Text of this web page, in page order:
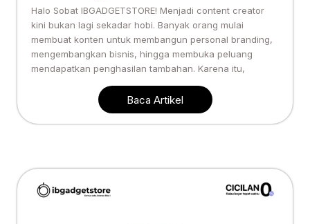
Halo Sobat IBGADGETSTORE! Menjadi content creator
kini bukan lagi sekadar hobi. Banyak orang mulai
membuat konten untuk membangun personal branding,
mengembangkan bisnis, hingga membuka peluang
mendapatkan penghasilan tambahan. Karena itu,
Baca Artikel